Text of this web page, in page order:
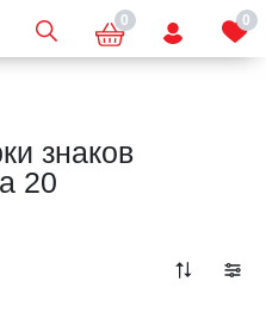
0 0
знаков
20